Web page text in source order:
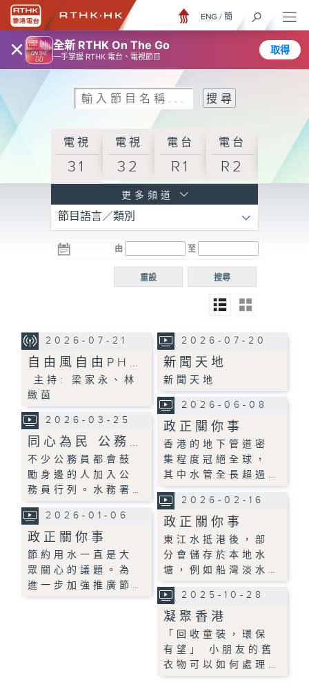
× 全新 RTHK On The Go
一手掌握 RTHK 電台、電視節目
取得
ENG / 簡
電視
31
電視
32
電台
R1
電台
R2
R3
電台 電台
R5
電台
普通
更多頻道
節目語言／類別
由 至
搜尋
重設
2026-07-21
自由風自由PH…
主持: 梁家永、林
緻茵
2026-07-20
新聞天地
新聞天地
2026-06-08
政正關你事
香港的地下管道密
集程度冠絕全球，
其中水管全長超過…
2026-03-25
同心為民 公務…
不少公務員都會鼓
勵身邊的人加入公
務員行列。水務署…
2026-02-16
政正關你事
東江水抵港後，部
分會儲存於本地水
塘，例如船灣淡水…
2026-01-06
政正關你事
節約用水一直是大
眾關心的議題。為
進一步加強推廣節…
2025-10-28
凝聚香港
「回收童裝，環保
有望」 小朋友的舊
衣物可以如何處理…